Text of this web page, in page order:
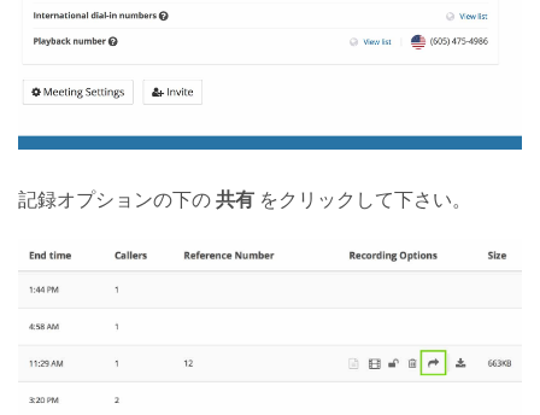
記録オプションの下の共有 をクリックして下さい。